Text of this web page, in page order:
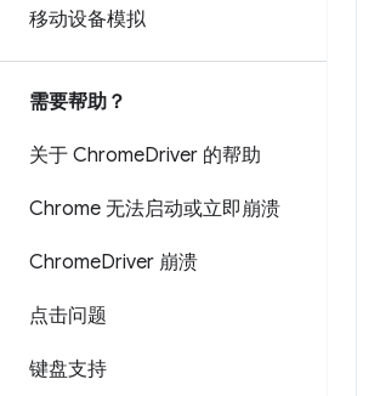
移动设备模拟
需要帮助？
关于 ChromeDriver 的帮助
Chrome 无法启动或立即崩溃
ChromeDriver 崩溃
点击问题
键盘支持